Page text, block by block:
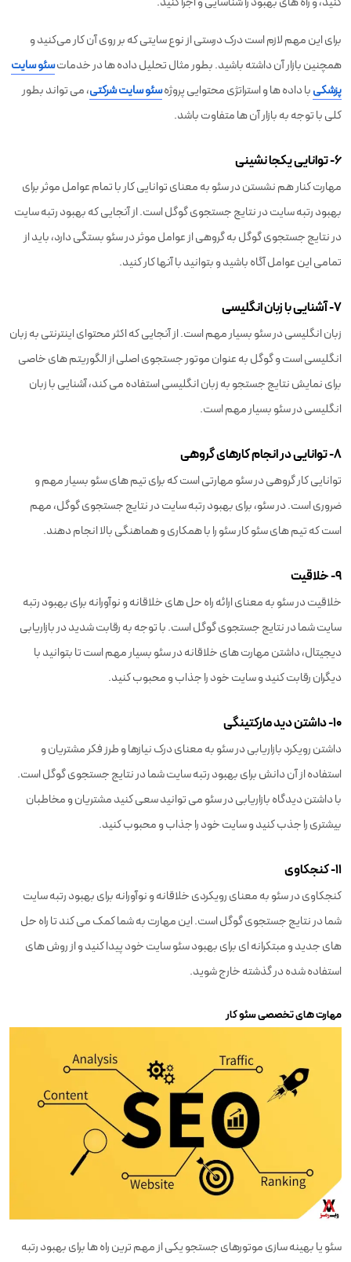
برای این مهم لازم است درک درستی از نوع سایتی که بر روی آن کار می‌کنید و
همچنین بازار آن داشته باشید. بطور مثال تحلیل داده ها در خدماتسئو سایت
پزشکیبا داده ها و استراتژی محتوایی پروژهسئو سایت شرکتی، می تواند بطور
کلی با توجه به بازار آن ها متفاوت باشد.
۶- توانایی یکجا نشینی
مهارت کنار هم نشستن در سئو به معنای توانایی کار با تمام عوامل موثر برای
بهبود رتبه سایت در نتایج جستجوی گوگل است. از آنجایی که بهبود رتبه سایت
در نتایج جستجوی گوگل به گروهی از عوامل موثر در سئو بستگی دارد، باید از
تمامی این عوامل آگاه باشید و بتوانید با آنها کار کنید.
۷- آشنایی با زبان انگلیسی
زبان انگلیسی در سئو بسیار مهم است. از آنجایی که اکثر محتوای اینترنتی به زبان
انگلیسی است و گوگل به عنوان موتور جستجوی اصلی از الگوریتم های خاصی
برای نمایش نتایج جستجو به زبان انگلیسی استفاده می کند، آشنایی با زبان
انگلیسی در سئو بسیار مهم است.
۸- توانایی در انجام کارهای گروهی
توانایی کار گروهی در سئو مهارتی است که برای تیم های سئو بسیار مهم و
ضروری است. در سئو، برای بهبود رتبه سایت در نتایج جستجوی گوگل، مهم
است که تیم های سئو کار سئو را با همکاری و هماهنگی بالا انجام دهند.
۹- خلاقیت
خلاقیت در سئو به معنای ارائه راه حل های خلاقانه و نوآورانه برای بهبود رتبه
سایت شما در نتایج جستجوی گوگل است. با توجه به رقابت شدید در بازاریابی
دیجیتال، داشتن مهارت های خلاقانه در سئو بسیار مهم است تا بتوانید با
دیگران رقابت کنید و سایت خود را جذاب و محبوب کنید.
۱۰- داشتن دید مارکتینگی
داشتن رویکرد بازاریابی در سئو به معنای درک نیازها و طرز فکر مشتریان و
استفاده از آن دانش برای بهبود رتبه سایت شما در نتایج جستجوی گوگل است.
با داشتن دیدگاه بازاریابی در سئو می توانید سعی کنید مشتریان و مخاطبان
بیشتری را جذب کنید و سایت خود را جذاب و محبوب کنید.
۱۱- کنجکاوی
کنجکاوی در سئو به معنای رویکردی خلاقانه و نوآورانه برای بهبود رتبه سایت
شما در نتایج جستجوی گوگل است. این مهارت به شما کمک می کند تا راه حل
های جدید و مبتکرانه ای برای بهبود سئو سایت خود پیدا کنید و از روش های
استفاده شده در گذشته خارج شوید.
مهارت های تخصصی سئو کار
سئو یا بهینه سازی موتورهای جستجو یکی از مهم ترین راه ها برای بهبود رتبه